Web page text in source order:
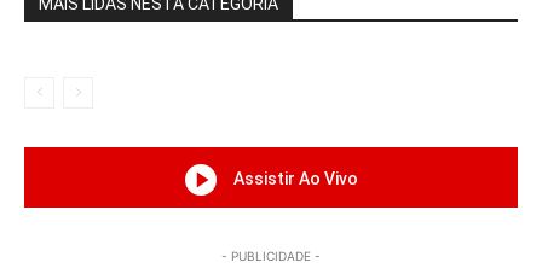
Assistir Ao Vivo
- PUBLICIDADE -